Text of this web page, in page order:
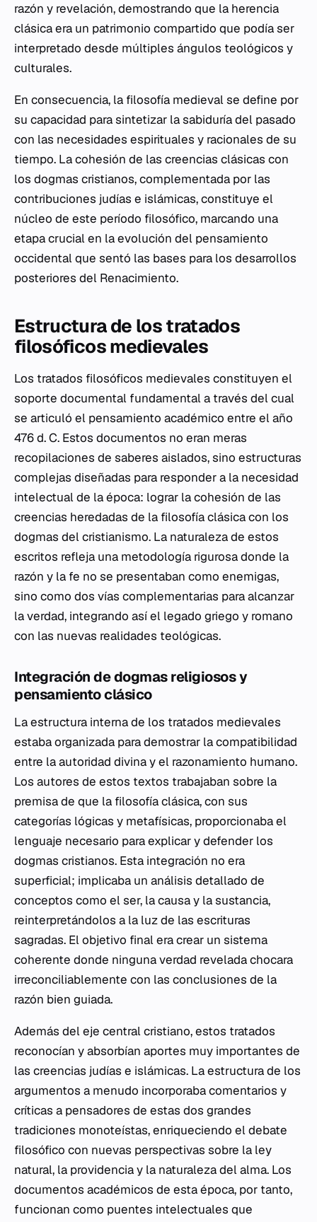
razón y revelación, demostrando que la herencia
clásica era un patrimonio compartido que podía ser
interpretado desde múltiples ángulos teológicos y
culturales.
En consecuencia, la filosofía medieval se define por
su capacidad para sintetizar la sabiduría del pasado
con las necesidades espirituales y racionales de su
tiempo. La cohesión de las creencias clásicas con
los dogmas cristianos, complementada por las
contribuciones judías e islámicas, constituye el
núcleo de este período filosófico, marcando una
etapa crucial en la evolución del pensamiento
occidental que sentó las bases para los desarrollos
posteriores del Renacimiento.
Estructura de los tratados
filosóficos medievales
Los tratados filosóficos medievales constituyen el
soporte documental fundamental a través del cual
se articuló el pensamiento académico entre el año
476 d. C. Estos documentos no eran meras
recopilaciones de saberes aislados, sino estructuras
complejas diseñadas para responder a la necesidad
intelectual de la época: lograr la cohesión de las
creencias heredadas de la filosofía clásica con los
dogmas del cristianismo. La naturaleza de estos
escritos refleja una metodología rigurosa donde la
razón y la fe no se presentaban como enemigas,
sino como dos vías complementarias para alcanzar
la verdad, integrando así el legado griego y romano
con las nuevas realidades teológicas.
Integración de dogmas religiosos y
pensamiento clásico
La estructura interna de los tratados medievales
estaba organizada para demostrar la compatibilidad
entre la autoridad divina y el razonamiento humano.
Los autores de estos textos trabajaban sobre la
premisa de que la filosofía clásica, con sus
categorías lógicas y metafísicas, proporcionaba el
lenguaje necesario para explicar y defender los
dogmas cristianos. Esta integración no era
superficial; implicaba un análisis detallado de
conceptos como el ser, la causa y la sustancia,
reinterpretándolos a la luz de las escrituras
sagradas. El objetivo final era crear un sistema
coherente donde ninguna verdad revelada chocara
irreconciliablemente con las conclusiones de la
razón bien guiada.
Además del eje central cristiano, estos tratados
reconocían y absorbían aportes muy importantes de
las creencias judías e islámicas. La estructura de los
argumentos a menudo incorporaba comentarios y
críticas a pensadores de estas dos grandes
tradiciones monoteístas, enriqueciendo el debate
filosófico con nuevas perspectivas sobre la ley
natural, la providencia y la naturaleza del alma. Los
documentos académicos de esta época, por tanto,
funcionan como puentes intelectuales que